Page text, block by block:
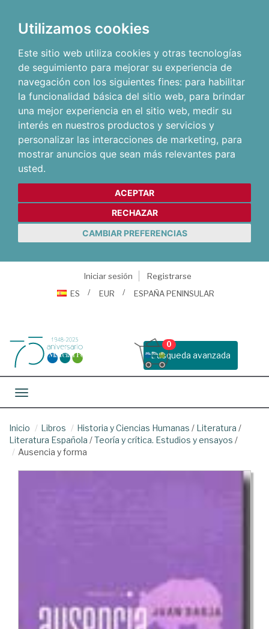
Utilizamos cookies
Este sitio web utiliza cookies y otras tecnologías
de seguimiento para mejorar su experiencia de
navegación con los siguientes fines: para habilitar
la funcionalidad básica del sitio web, para brindar
una mejor experiencia en el sitio web, medir su
interés en nuestros productos y servicios y
personalizar las interacciones de marketing, para
mostrar anuncios que sean más relevantes para
usted.
ACEPTAR
RECHAZAR
CAMBIAR PREFERENCIAS
Iniciar sesión
Registrarse
ES
EUR ESPAÑA PENINSULAR
Busqueda avanzada
0
Toggle navigation
Inicio Libros Historia y Ciencias Humanas / Literatura /
Literatura Española /Teoría y crítica. Estudios y ensayos /
Ausencia y forma